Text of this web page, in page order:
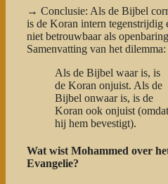
→ Conclusie: Als de Bijbel
is de Koran intern tegenstrijdig
niet betrouwbaar als
Samenvatting van het dilemma:
Als de Bijbel waar is, is
de Koran onjuist. Als de
Bijbel onwaar is, is de
Koran ook onjuist (omdat
hij hem bevestigt).
Wat wist Mohammed over
Evangelie?